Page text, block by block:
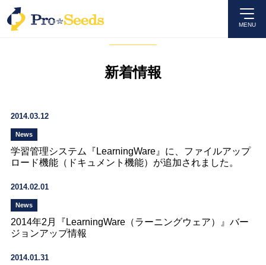
MENU
新着情報
2014.03.12
News
学習管理システム『LearningWare』に、ファイルアップ
ロード機能（ドキュメント機能）が追加されました。
2014.02.01
News
2014年2月『LearningWare（ラーニングウェア）』バー
ジョンアップ情報
2014.01.31